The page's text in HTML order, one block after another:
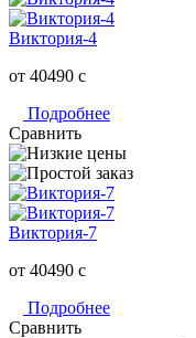
Виктория-4
от 40490 c
Подробнее
Сравнить
Виктория-7
от 40490 c
Подробнее
Сравнить